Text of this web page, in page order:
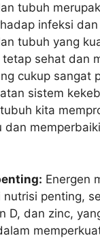
tubuh
infeksi
tubuh yang
sehat dan
cukup sangat
sistem
kita
dan
Energen
nutrisi penting,
D, dan zinc,